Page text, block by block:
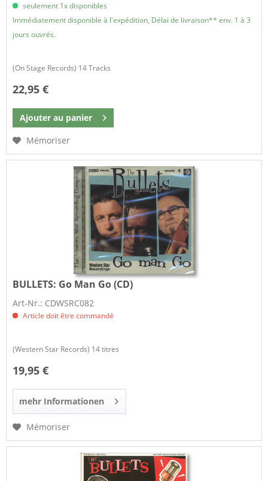
seulement 1x disponibles
Immédiatement disponible à l'expédition, Délai de livraison** env. 1 à 3
jours ouvrés.
(On Stage Records) 14 Tracks
22,95 €
Ajouter au panier
Mémoriser
BULLETS: Go Man Go (CD)
Art-Nr.: CDWSRC082
Article doit être commandé
(Western Star Records) 14 titres
19,95 €
mehr Informationen
Mémoriser